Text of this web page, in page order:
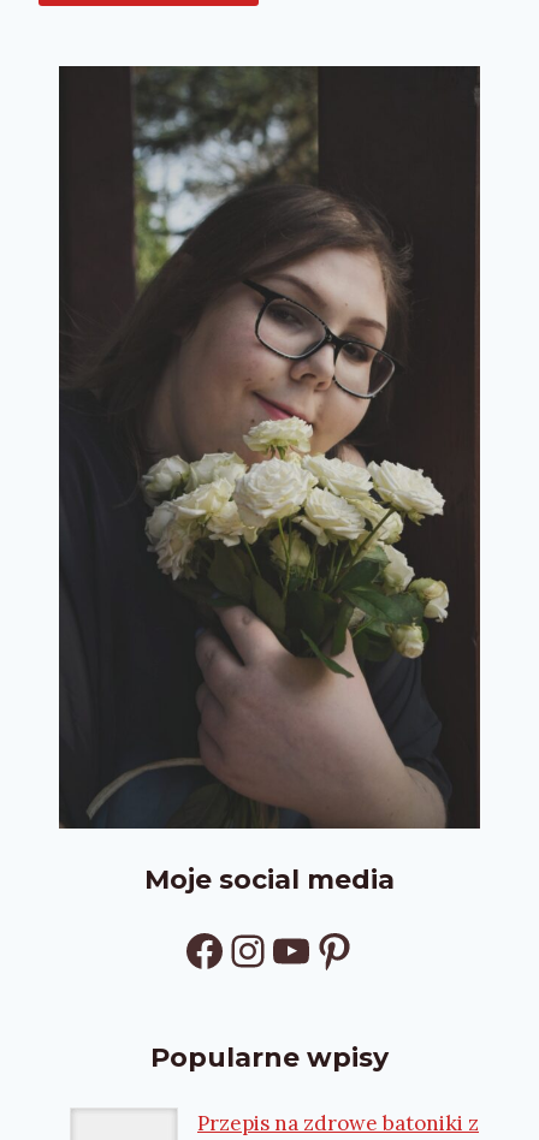
Moje social media
Facebook
Instagram
YouTube
Pinterest
Popularne wpisy
Przepis na zdrowe batoniki z